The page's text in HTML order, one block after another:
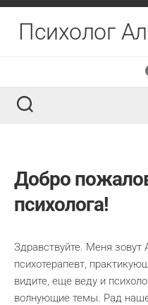
Перейти
содержанию
Психолог
Добро
психолога!
Здравствуйте. Меня зовут
психотерапевт,
видите, еще веду и
волнующие темы. Рад